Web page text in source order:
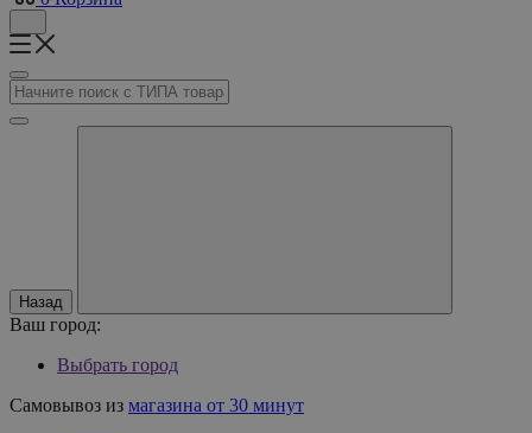
Назад
Ваш город:
Выбрать город
Самовывоз из магазина от 30 минут